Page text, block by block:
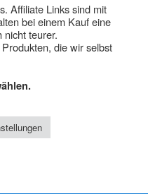
Affiliate Links sind mit
bei einem Kauf eine
nicht teurer.
die wir selbst